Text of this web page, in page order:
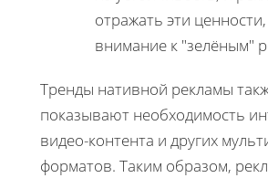
отражать эти
внимание к "зелёным"
Тренды нативной рекламы
показывают необходимость
видео-контента и других
форматов. Таким образом,